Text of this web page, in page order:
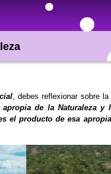
, debes reflexionar sobre
de la Naturaleza y
el producto de esa